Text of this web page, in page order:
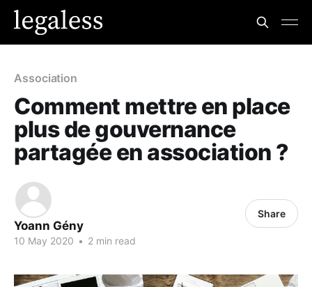
Association
Comment mettre en place
plus de gouvernance
partagée en association ?
Yoann Gény
10 May 2020 • 2 min read
Share